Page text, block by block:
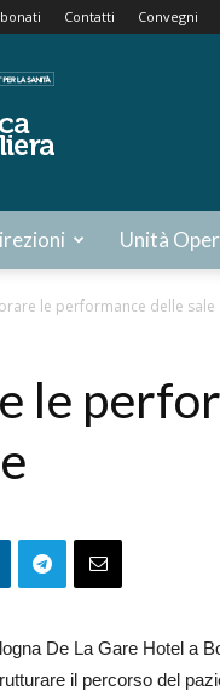
Contatti Convegni
Unità
le performance delle
le
De La Gare Hotel a
il percorso del